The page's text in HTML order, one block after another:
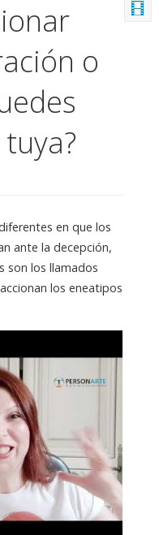
o
en que los
ante la decepción,
son los llamados
los eneatipos